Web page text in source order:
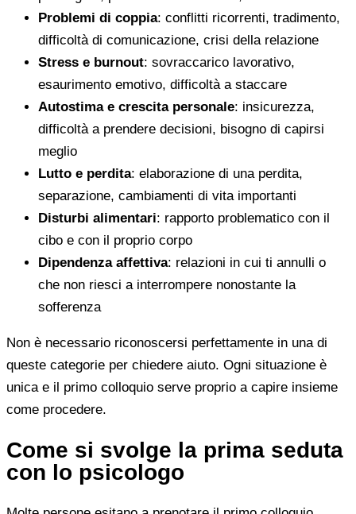
Problemi di coppia: conflitti ricorrenti, tradimento,
difficoltà di comunicazione, crisi della relazione
Stress e burnout: sovraccarico lavorativo,
esaurimento emotivo, difficoltà a staccare
Autostima e crescita personale: insicurezza,
difficoltà a prendere decisioni, bisogno di capirsi
meglio
Lutto e perdita: elaborazione di una perdita,
separazione, cambiamenti di vita importanti
Disturbi alimentari: rapporto problematico con il
cibo e con il proprio corpo
Dipendenza affettiva: relazioni in cui ti annulli o
che non riesci a interrompere nonostante la
sofferenza
Non è necessario riconoscersi perfettamente in una di
queste categorie per chiedere aiuto. Ogni situazione è
unica e il primo colloquio serve proprio a capire insieme
come procedere.
Come si svolge la prima seduta
con lo psicologo